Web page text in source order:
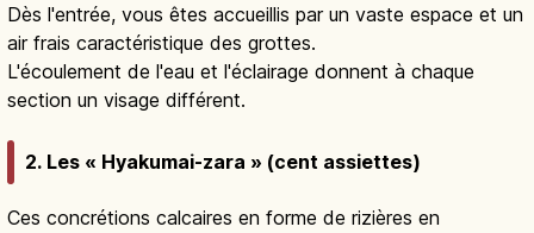
Dès l'entrée, vous êtes accueillis par un vaste espace et un
air frais caractéristique des grottes.
L'écoulement de l'eau et l'éclairage donnent à chaque
section un visage différent.
2. Les « Hyakumai-zara » (cent assiettes)
Ces concrétions calcaires en forme de rizières en